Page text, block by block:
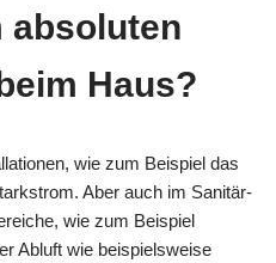
absoluten
Haus?
wie zum Beispiel das
Aber auch im Sanitär-
wie zum Beispiel
Abluft wie beispielsweise